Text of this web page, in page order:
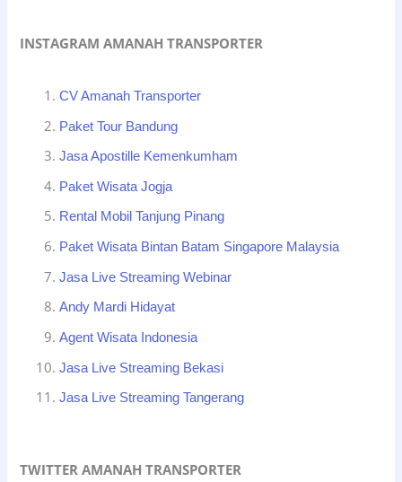
INSTAGRAM AMANAH TRANSPORTER
CV Amanah Transporter
Paket Tour Bandung
Jasa Apostille Kemenkumham
Paket Wisata Jogja
Rental Mobil Tanjung Pinang
Paket Wisata Bintan Batam Singapore Malaysia
Jasa Live Streaming Webinar
Andy Mardi Hidayat
Agent Wisata Indonesia
Jasa Live Streaming Bekasi
Jasa Live Streaming Tangerang
TWITTER AMANAH TRANSPORTER